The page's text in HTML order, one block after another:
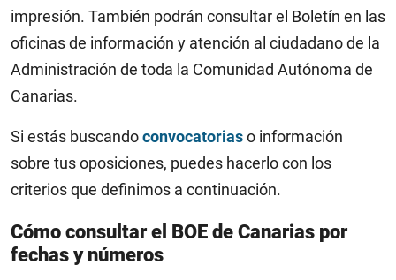
impresión. También podrán consultar el Boletín en las
oficinas de información y atención al ciudadano de la
Administración de toda la Comunidad Autónoma de
Canarias.
Si estás buscandoconvocatoriaso información
sobre tus oposiciones, puedes hacerlo con los
criterios que definimos a continuación.
Cómo consultar el BOE de Canarias por
fechas y números